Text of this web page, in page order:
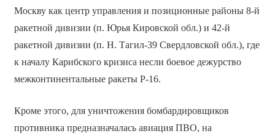
Москву как центр управления и позиционные районы 8-й
ракетной дивизии (п. Юрья Кировской обл.) и 42-й
ракетной дивизии (п. Н. Тагил-39 Свердловской обл.), где
к началу Карибского кризиса несли боевое дежурство
межконтинентальные ракеты Р-16.
Кроме этого, для уничтожения бомбардировщиков
противника предназначалась авиация ПВО, на